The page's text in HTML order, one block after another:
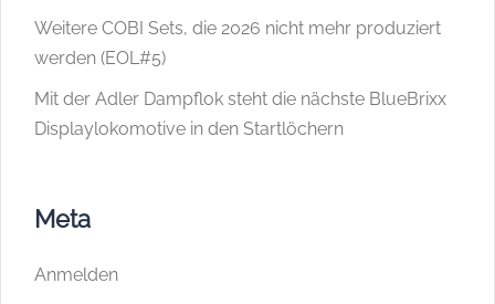
Weitere COBI Sets, die 2026 nicht mehr produziert
werden (EOL#5)
Mit der Adler Dampflok steht die nächste BlueBrixx
Displaylokomotive in den Startlöchern
Meta
Anmelden